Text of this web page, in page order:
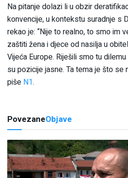
Na pitanje dolazi li u obzir
konvencije, u kontekstu suradnje s
rekao je: “Nije to realno, to smo im
zaštiti žena i djece od nasilja u
Vijeća Europe. Riješili smo tu
su pozicije jasne. Ta tema je što se
piše N1.
PovezaneObjave